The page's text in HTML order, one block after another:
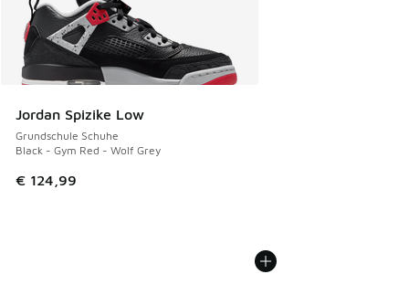
Jordan Spizike Low
Grundschule Schuhe
Black - Gym Red - Wolf Grey
€ 124,99